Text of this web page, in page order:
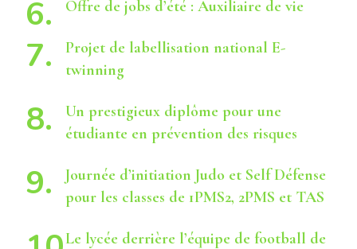
Offre de jobs d’été : Auxiliaire de vie
Projet de labellisation national E-
twinning
Un prestigieux diplôme pour une
étudiante en prévention des risques
Journée d’initiation Judo et Self Défense
pour les classes de 1PMS2, 2PMS et TAS
Le lycée derrière l’équipe de football de